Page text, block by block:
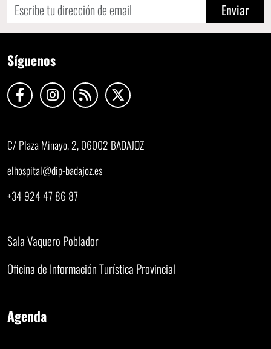
Enviar
Síguenos
C/ Plaza Minayo, 2, 06002 BADAJOZ
elhospital@dip-badajoz.es
+34 924 47 86 87
Sala Vaquero Poblador
Oficina de Información Turística Provincial
Agenda